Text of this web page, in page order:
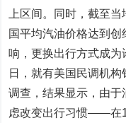
上区间。同时，截至
国平均汽油价格达到
响，更换出行方式成
日，就有美国民调机
调查，结果显示，由
虑改变出行习惯——在